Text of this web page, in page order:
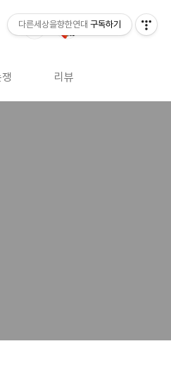
리뷰
다른세상을향한연대 구독하기